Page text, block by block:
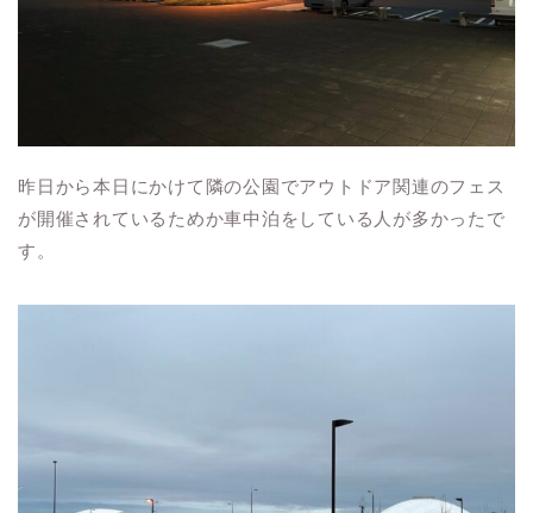
昨日から本日にかけて隣の公園でアウトドア関連のフェス
が開催されているためか車中泊をしている人が多かったで
す。